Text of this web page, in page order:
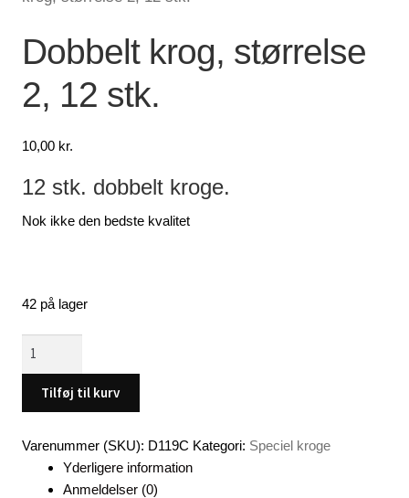
Min Konto
Dobbelt krog, størrelse
2, 12 stk.
10,00 kr.
12 stk. dobbelt kroge.
Nok ikke den bedste kvalitet
42 på lager
størrelse
2,
stk.
antal
Tilføj til kurv
Varenummer (SKU): D119C Kategori: Speciel kroge
Yderligere information
Anmeldelser (0)